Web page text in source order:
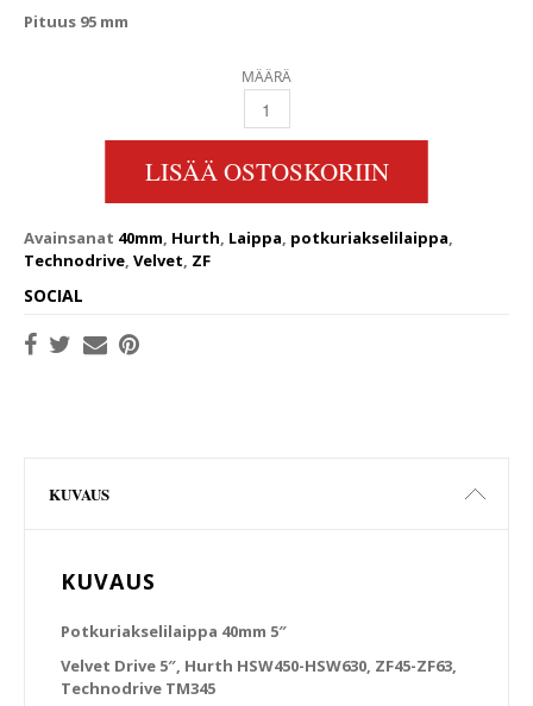
Pituus 95 mm
MÄÄRÄ
POTKURIAKSELI LAIPPA 40MM 5" QUANTITY
LISÄÄ OSTOSKORIIN
Avainsanat 40mm, Hurth, Laippa, potkuriakselilaippa,
Technodrive, Velvet, ZF
SOCIAL
KUVAUS
KUVAUS
Potkuriakselilaippa 40mm 5″
Velvet Drive 5″, Hurth HSW450-HSW630, ZF45-ZF63,
Technodrive TM345